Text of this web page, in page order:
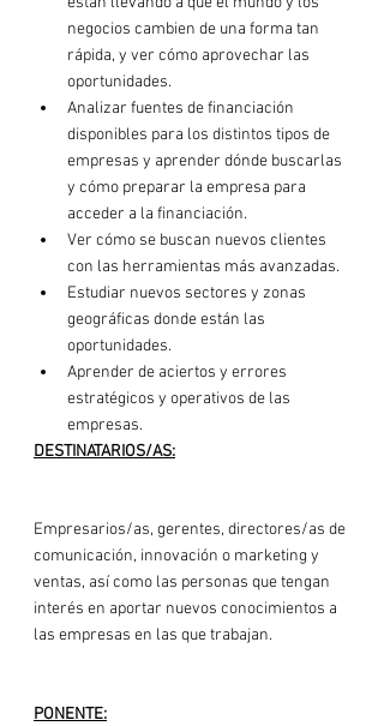
negocios cambien de una forma tan
rápida, y ver cómo aprovechar las
oportunidades.
Analizar fuentes de financiación
disponibles para los distintos tipos de
empresas y aprender dónde buscarlas
y cómo preparar la empresa para
acceder a la financiación.
Ver cómo se buscan nuevos clientes
con las herramientas más avanzadas.
Estudiar nuevos sectores y zonas
geográficas donde están las
oportunidades.
Aprender de aciertos y errores
estratégicos y operativos de las
empresas.
DESTINATARIOS/AS:
Empresarios/as, gerentes, directores/as de
comunicación, innovación o marketing y
ventas, así como las personas que tengan
interés en aportar nuevos conocimientos a
las empresas en las que trabajan.
PONENTE: